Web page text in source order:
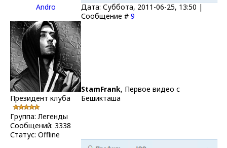
Andro
Дата: Суббота, 2011-06-25, 13:50 |
Сообщение # 9
Президент клуба
Группа: Легенды
Сообщений: 3338
Статус: Offline
StamFrank, Первое видео с
Бешикташа